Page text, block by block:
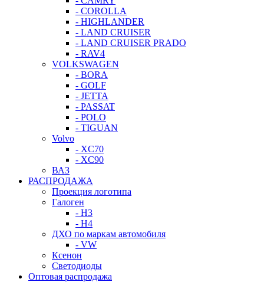
- COROLLA
- HIGHLANDER
- LAND CRUISER
- LAND CRUISER PRADO
- RAV4
VOLKSWAGEN
- BORA
- GOLF
- JETTA
- PASSAT
- POLO
- TIGUAN
Volvo
- XC70
- XC90
ВАЗ
РАСПРОДАЖА
Проекция логотипа
Галоген
- H3
- H4
ДХО по маркам автомобиля
- VW
Ксенон
Светодиоды
Оптовая распродажа